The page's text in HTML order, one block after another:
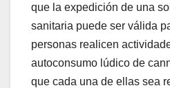
que la expedición de una
sanitaria puede ser válida
personas realicen
autoconsumo lúdico de
que cada una de ellas sea